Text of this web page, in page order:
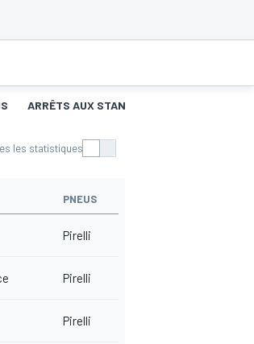
ARRÊTS AUX STANDS
les statistiques
PNEUS
Pirelli
Pirelli
Pirelli